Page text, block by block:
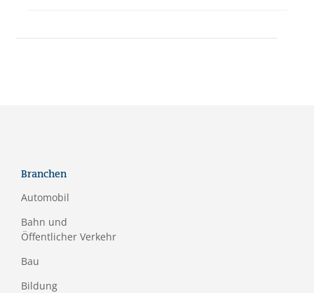
Branchen
Automobil
Bahn und
Öffentlicher Verkehr
Bau
Bildung